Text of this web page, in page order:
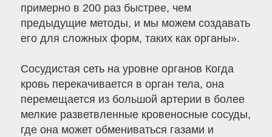
примерно в 200 раз быстрее, чем
предыдущие методы, и мы можем создавать
его для сложных форм, таких как органы».
Сосудистая сеть на уровне органов Когда
кровь перекачивается в орган тела, она
перемещается из большой артерии в более
мелкие разветвленные кровеносные сосуды,
где она может обмениваться газами и